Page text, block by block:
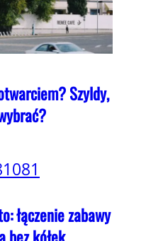
Szyldy,
łączenie zabawy